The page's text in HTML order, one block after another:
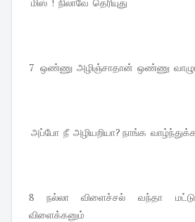
7 ஒண்ணு அழிஞ்சாதான் ஒண்ணு
அப்போ நீ அழியறியா? நாங்க
8 நல்லா விளைச்சல் வந்தா
விளைக்கனும்